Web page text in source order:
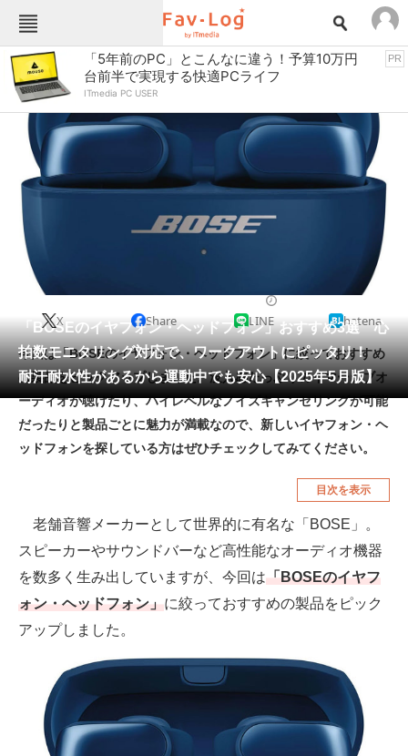
Fav-Logカテゴリー一覧
TOP アウトドア用品
インテリア・収納 おもちゃ・ホビー
カメラ キッチン家電
キッチン用品 ゲーム
コンテンツ・サービス スイーツ・お菓子
スポーツ・レジャー
パソコン・タブレット
ペット 家電
工具・DIY 本・DVD・CD
生活家電 生活用品
空調・季節家電 美容・コスメ
メディア
ITの今と未来を見通す
スマホと通信の最新トレンド
進化するPCとデバイスの未来
「5年前のPC」とこんなに違う！予算10万円
台前半で実現する快適PCライフ
ITmedia PC USER
PR
「BOSEのイヤフォン・ヘッドフォン」おすすめ3選 心
拍数モニタリング対応で、ワークアウトにピッタリ！
耐汗耐水性があるから運動中でも安心【2025年5月版】
X Share LINE hatena
今回は「BOSEのイヤフォン・ヘッドフォン」に絞っておすすめ
の製品をピックアップしました。没入感たっぷりのイマーシブオ
ーディオが聴けたり、ハイレベルなノイズキャンセリングが可能
だったりと製品ごとに魅力が満載なので、新しいイヤフォン・ヘ
ッドフォンを探している方はぜひチェックしてみてください。
目次を表示
老舗音響メーカーとして世界的に有名な「BOSE」。
スピーカーやサウンドバーなど高性能なオーディオ機器
を数多く生み出していますが、今回は「BOSEのイヤフ
ォン・ヘッドフォン」に絞っておすすめの製品をピック
アップしました。